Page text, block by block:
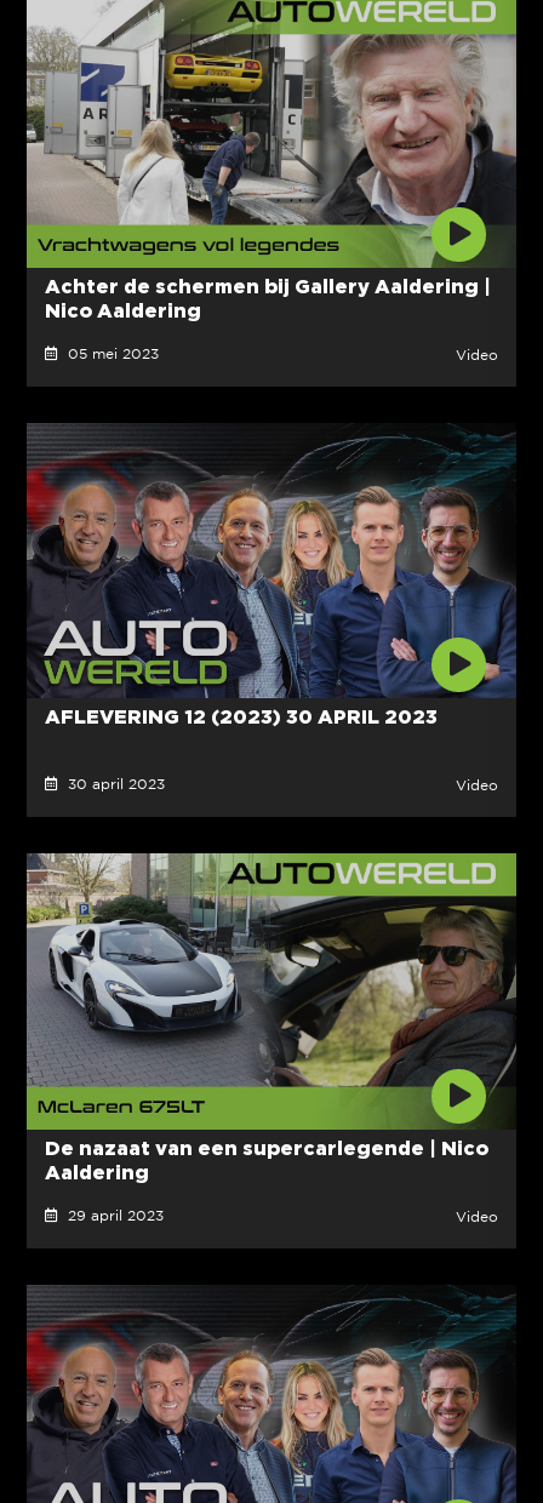
Achter de schermen bij Gallery Aaldering |
Nico Aaldering
05 mei 2023 Video
AFLEVERING 12 (2023) 30 APRIL 2023
30 april 2023 Video
De nazaat van een supercarlegende | Nico
Aaldering
29 april 2023 Video